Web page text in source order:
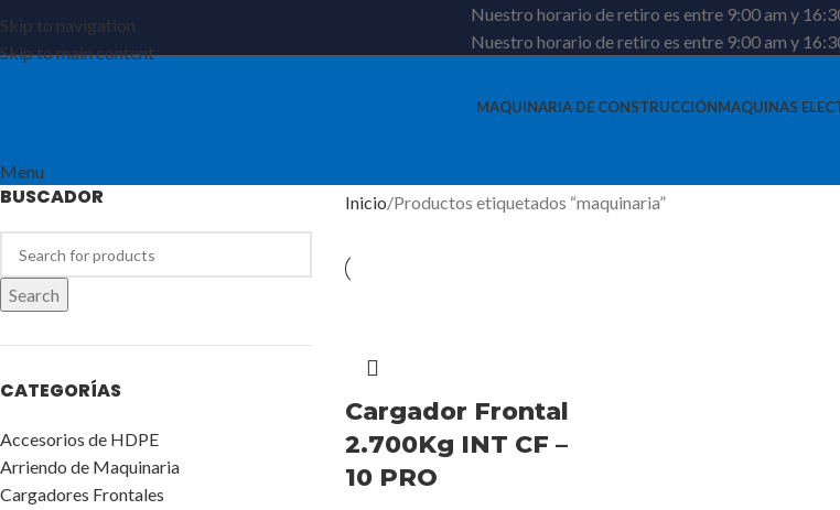
Skip to navigation
Skip to main content
Nuestro horario de retiro es entre 9:00 am y
Nuestro horario de retiro es entre 9:00 am y
MAQUINARIA DE CONSTRUCCIÓNMAQUINAS
Menu
BUSCADOR
Search
CATEGORÍAS
Accesorios de HDPE
Arriendo de Maquinaria
Cargadores Frontales
Inicio Productos etiquetados “maquinaria”
Cargador Frontal
2.700Kg INT CF –
10 PRO